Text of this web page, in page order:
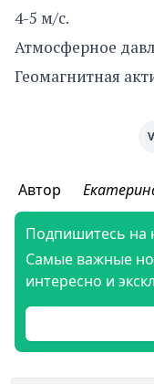
4-5 м/с.
Атмосферное
Геомагнитная
Автор
Подпишитесь на
Самые важные
интересно и